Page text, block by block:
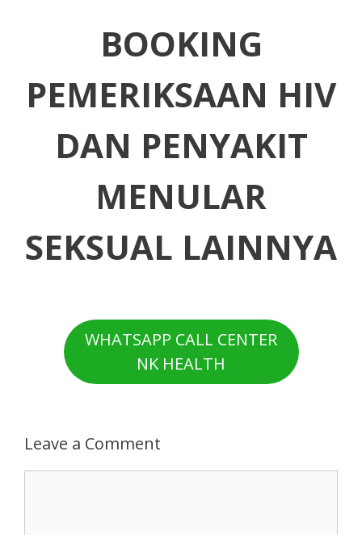
BOOKING
PEMERIKSAAN HIV
DAN PENYAKIT
MENULAR
SEKSUAL LAINNYA
WHATSAPP CALL CENTER
NK HEALTH
Leave a Comment